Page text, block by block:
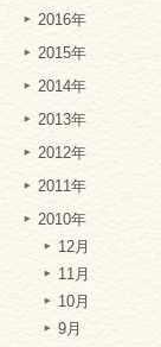
2016年
2015年
2014年
2013年
2012年
2011年
2010年
12月
11月
10月
9月